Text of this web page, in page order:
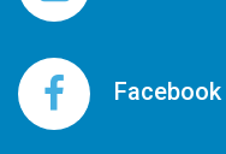
Facebook